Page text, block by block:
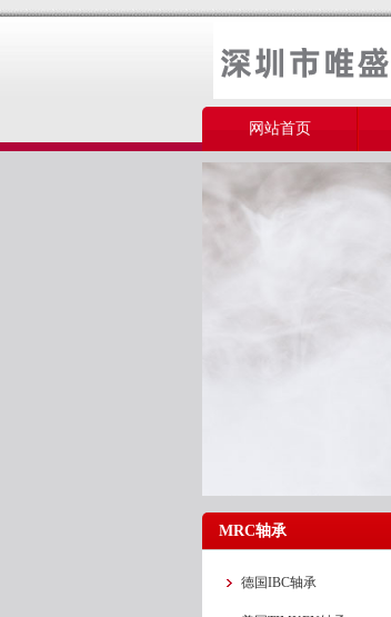
网站首页
美国THOMSON轴承
MRC轴承
德国IBC轴承